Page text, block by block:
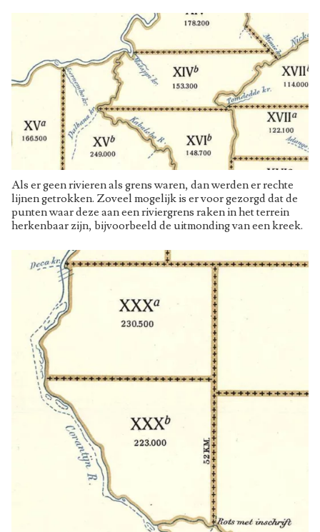
Als er geen rivieren als grens waren, dan werden er rechte
lijnen getrokken. Zoveel mogelijk is er voor gezorgd dat de
punten waar deze aan een riviergrens raken in het terrein
herkenbaar zijn, bijvoorbeeld de uitmonding van een kreek.